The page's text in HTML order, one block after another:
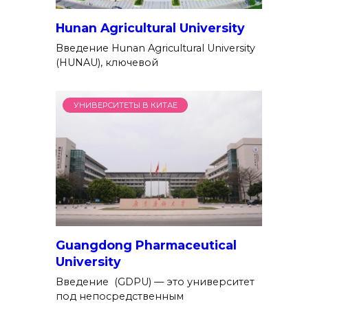
Hunan Agricultural University
Введение Hunan Agricultural University
(HUNAU), ключевой
УНИВЕРСИТЕТЫ В КИТАЕ
Guangdong Pharmaceutical
University
Введение (GDPU) — это университет
под непосредственным